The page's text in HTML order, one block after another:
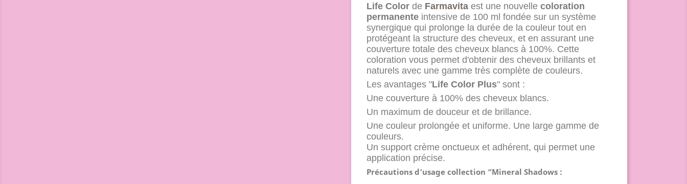
Life Color de Farmavita est une nouvelle coloration
permanente intensive de 100 ml fondée sur un système
synergique qui prolonge la durée de la couleur tout en
protégeant la structure des cheveux, et en assurant une
couverture totale des cheveux blancs à 100%. Cette
coloration vous permet d'obtenir des cheveux brillants et
naturels avec une gamme très complète de couleurs.
Les avantages "Life Color Plus" sont :
Une couverture à 100% des cheveux blancs.
Un maximum de douceur et de brillance.
Une couleur prolongée et uniforme. Une large gamme de
couleurs.
Un support crème onctueux et adhérent, qui permet une
application précise.
Précautions d’usage collection “Mineral Shadows :